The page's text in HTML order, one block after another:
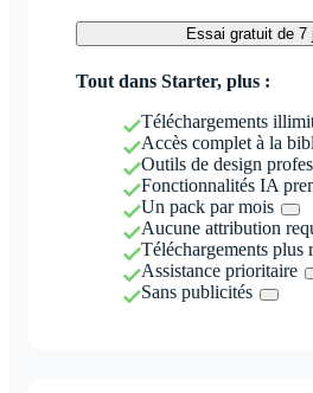
Essai gratuit de 7
Tout dans Starter, plus :
Téléchargements
Accès complet à la
Outils de design
Fonctionnalités IA
Un pack par mois
Aucune attribution
Téléchargements plus
Assistance prioritaire
Sans publicités